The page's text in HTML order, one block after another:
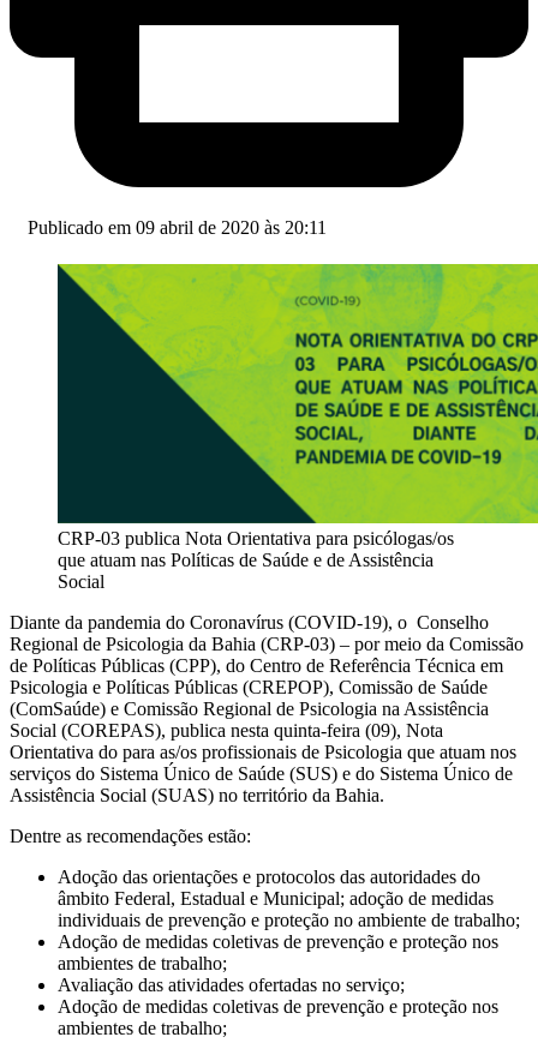
Publicado em 09 abril de 2020 às 20:11
CRP-03 publica Nota Orientativa para psicólogas/os
que atuam nas Políticas de Saúde e de Assistência
Social
Diante da pandemia do Coronavírus (COVID-19), o Conselho
Regional de Psicologia da Bahia (CRP-03) – por meio da Comissão
de Políticas Públicas (CPP), do Centro de Referência Técnica em
Psicologia e Políticas Públicas (CREPOP), Comissão de Saúde
(ComSaúde) e Comissão Regional de Psicologia na Assistência
Social (COREPAS), publica nesta quinta-feira (09), Nota
Orientativa do para as/os profissionais de Psicologia que atuam nos
serviços do Sistema Único de Saúde (SUS) e do Sistema Único de
Assistência Social (SUAS) no território da Bahia.
Dentre as recomendações estão:
Adoção das orientações e protocolos das autoridades do
âmbito Federal, Estadual e Municipal; adoção de medidas
individuais de prevenção e proteção no ambiente de trabalho;
Adoção de medidas coletivas de prevenção e proteção nos
ambientes de trabalho;
Avaliação das atividades ofertadas no serviço;
Adoção de medidas coletivas de prevenção e proteção nos
ambientes de trabalho;